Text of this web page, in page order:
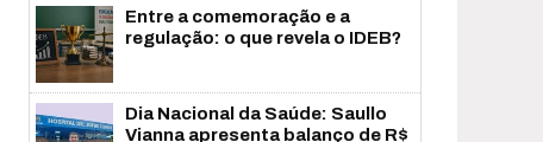
Entre a comemoração e a
regulação: o que revela o IDEB?
Dia Nacional da Saúde: Saullo
Vianna apresenta balanço de R$